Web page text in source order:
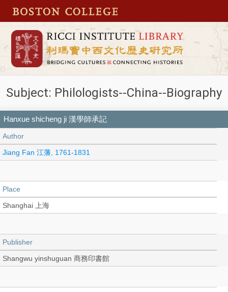
Subject: Philologists--China--Biography
Hanxue shicheng ji 漢學師承記
Author
Jiang Fan 江藩, 1761-1831
Place
Shanghai 上海
Publisher
Shangwu yinshuguan 商務印書館